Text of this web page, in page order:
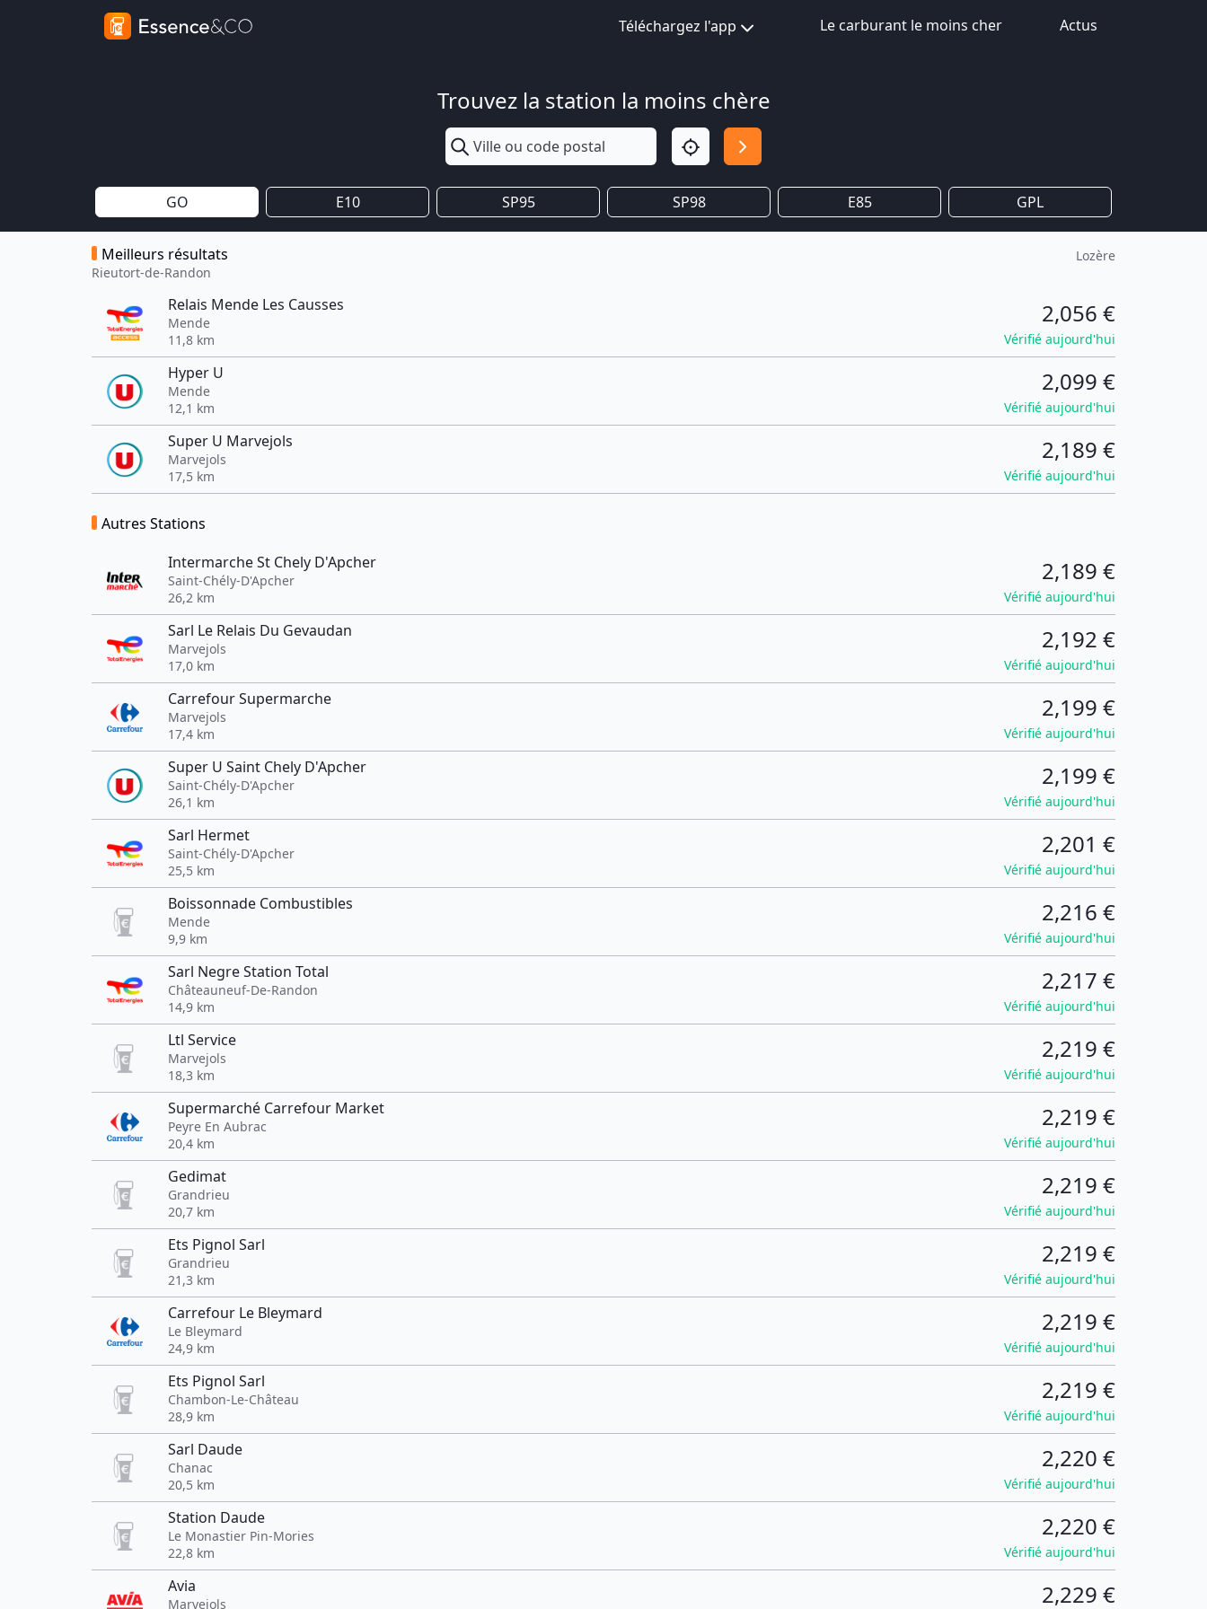
Téléchargez l'app Le carburant le moins cher Actus
Trouvez la station la moins chère
GO E10 SP95 SP98 E85 GPL
Meilleurs résultats
Rieutort-de-Randon
Lozère
Relais Mende Les Causses
Mende
11,8 km
2,056 €
Vérifié aujourd'hui
Hyper U
Mende
12,1 km
2,099 €
Vérifié aujourd'hui
Super U Marvejols
Marvejols
17,5 km
2,189 €
Vérifié aujourd'hui
Autres Stations
Intermarche St Chely D'Apcher
Saint-Chély-D'Apcher
26,2 km
2,189 €
Vérifié aujourd'hui
Sarl Le Relais Du Gevaudan
Marvejols
17,0 km
2,192 €
Vérifié aujourd'hui
Carrefour Supermarche
Marvejols
17,4 km
2,199 €
Vérifié aujourd'hui
Super U Saint Chely D'Apcher
Saint-Chély-D'Apcher
26,1 km
2,199 €
Vérifié aujourd'hui
Sarl Hermet
Saint-Chély-D'Apcher
25,5 km
2,201 €
Vérifié aujourd'hui
Boissonnade Combustibles
Mende
9,9 km
2,216 €
Vérifié aujourd'hui
Sarl Negre Station Total
Châteauneuf-De-Randon
14,9 km
2,217 €
Vérifié aujourd'hui
Ltl Service
Marvejols
18,3 km
2,219 €
Vérifié aujourd'hui
Supermarché Carrefour Market
Peyre En Aubrac
20,4 km
2,219 €
Vérifié aujourd'hui
Gedimat
Grandrieu
20,7 km
2,219 €
Vérifié aujourd'hui
Ets Pignol Sarl
Grandrieu
21,3 km
2,219 €
Vérifié aujourd'hui
Carrefour Le Bleymard
Le Bleymard
24,9 km
2,219 €
Vérifié aujourd'hui
Ets Pignol Sarl
Chambon-Le-Château
28,9 km
2,219 €
Vérifié aujourd'hui
Sarl Daude
Chanac
20,5 km
2,220 €
Vérifié aujourd'hui
Station Daude
Le Monastier Pin-Mories
22,8 km
2,220 €
Vérifié aujourd'hui
Avia
Marvejols 2,229 €